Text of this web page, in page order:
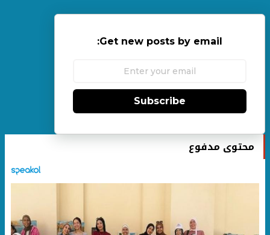
Get new posts by email:
Subscribe
محتوى مدفوع